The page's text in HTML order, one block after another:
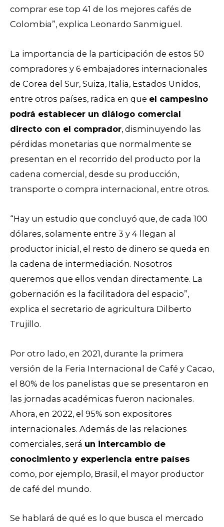
comprar ese top 41 de los mejores cafés de
Colombia”, explica Leonardo Sanmiguel.
La importancia de la participación de estos 50
compradores y 6 embajadores internacionales
de Corea del Sur, Suiza, Italia, Estados Unidos,
entre otros países, radica en que el campesino
podrá establecer un diálogo comercial
directo con el comprador, disminuyendo las
pérdidas monetarias que normalmente se
presentan en el recorrido del producto por la
cadena comercial, desde su producción,
transporte o compra internacional, entre otros.
“Hay un estudio que concluyó que, de cada 100
dólares, solamente entre 3 y 4 llegan al
productor inicial, el resto de dinero se queda en
la cadena de intermediación. Nosotros
queremos que ellos vendan directamente. La
gobernación es la facilitadora del espacio”,
explica el secretario de agricultura Dilberto
Trujillo.
Por otro lado, en 2021, durante la primera
versión de la Feria Internacional de Café y Cacao,
el 80% de los panelistas que se presentaron en
las jornadas académicas fueron nacionales.
Ahora, en 2022, el 95% son expositores
internacionales. Además de las relaciones
comerciales, será un intercambio de
conocimiento y experiencia entre países
como, por ejemplo, Brasil, el mayor productor
de café del mundo.
Se hablará de qué es lo que busca el mercado